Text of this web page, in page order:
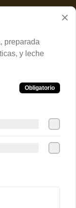
preparada
y leche
Obligatorio